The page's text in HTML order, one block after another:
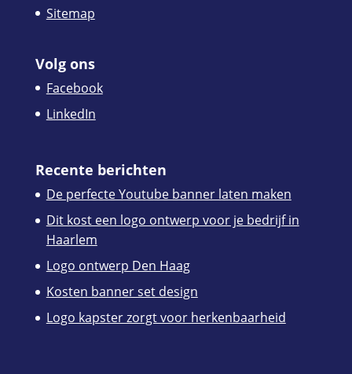
Sitemap
Volg ons
Facebook
LinkedIn
Recente berichten
De perfecte Youtube banner laten maken
Dit kost een logo ontwerp voor je bedrijf in
Haarlem
Logo ontwerp Den Haag
Kosten banner set design
Logo kapster zorgt voor herkenbaarheid